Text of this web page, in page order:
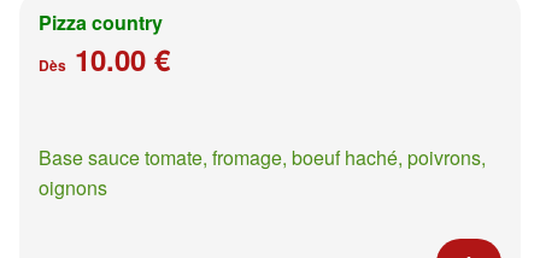
Pizza country
Dès 10.00 €
Base sauce tomate, fromage, boeuf haché, poivrons,
oignons